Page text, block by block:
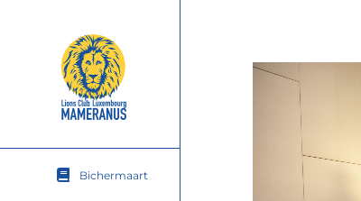
Bichermaart